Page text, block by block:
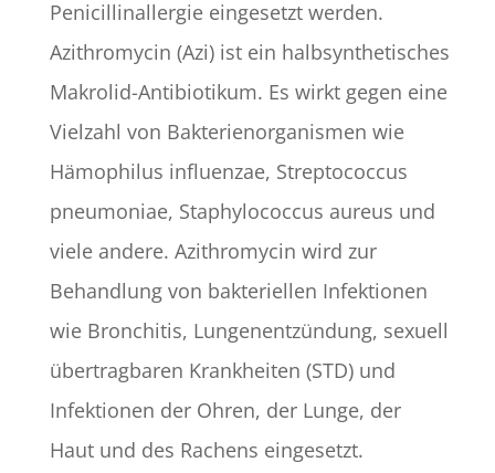
Penicillinallergie eingesetzt werden.
Azithromycin (Azi) ist ein halbsynthetisches
Makrolid-Antibiotikum. Es wirkt gegen eine
Vielzahl von Bakterienorganismen wie
Hämophilus influenzae, Streptococcus
pneumoniae, Staphylococcus aureus und
viele andere. Azithromycin wird zur
Behandlung von bakteriellen Infektionen
wie Bronchitis, Lungenentzündung, sexuell
übertragbaren Krankheiten (STD) und
Infektionen der Ohren, der Lunge, der
Haut und des Rachens eingesetzt.